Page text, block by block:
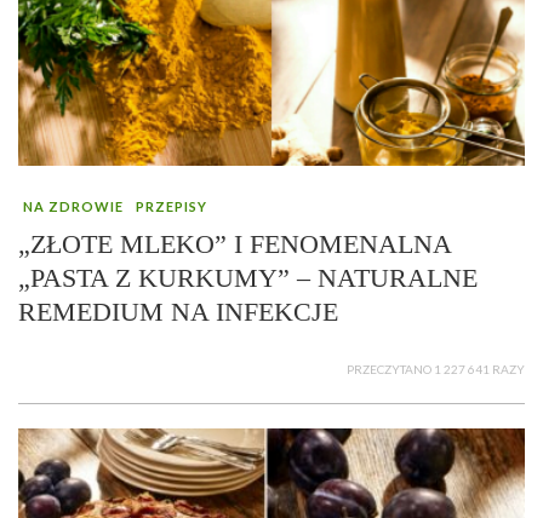
NA ZDROWIE PRZEPISY
„ZŁOTE MLEKO” I FENOMENALNA
„PASTA Z KURKUMY” – NATURALNE
REMEDIUM NA INFEKCJE
PRZECZYTANO 1 227 641 RAZY